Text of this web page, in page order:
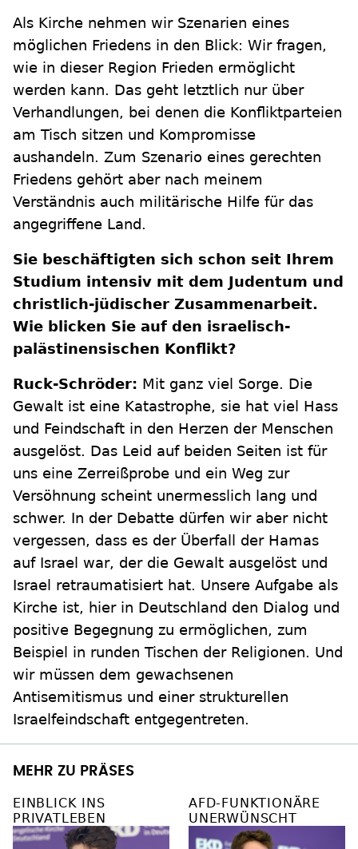
Als Kirche nehmen wir Szenarien eines
möglichen Friedens in den Blick: Wir fragen,
wie in dieser Region Frieden ermöglicht
werden kann. Das geht letztlich nur über
Verhandlungen, bei denen die Konfliktparteien
am Tisch sitzen und Kompromisse
aushandeln. Zum Szenario eines gerechten
Friedens gehört aber nach meinem
Verständnis auch militärische Hilfe für das
angegriffene Land.
Sie beschäftigten sich schon seit Ihrem
Studium intensiv mit dem Judentum und
christlich-jüdischer Zusammenarbeit.
Wie blicken Sie auf den israelisch-
palästinensischen Konflikt?
Ruck-Schröder: Mit ganz viel Sorge. Die
Gewalt ist eine Katastrophe, sie hat viel Hass
und Feindschaft in den Herzen der Menschen
ausgelöst. Das Leid auf beiden Seiten ist für
uns eine Zerreißprobe und ein Weg zur
Versöhnung scheint unermesslich lang und
schwer. In der Debatte dürfen wir aber nicht
vergessen, dass es der Überfall der Hamas
auf Israel war, der die Gewalt ausgelöst und
Israel retraumatisiert hat. Unsere Aufgabe als
Kirche ist, hier in Deutschland den Dialog und
positive Begegnung zu ermöglichen, zum
Beispiel in runden Tischen der Religionen. Und
wir müssen dem gewachsenen
Antisemitismus und einer strukturellen
Israelfeindschaft entgegentreten.
MEHR ZU PRÄSES
EINBLICK INS
PRIVATLEBEN
AFD-FUNKTIONÄRE
UNERWÜNSCHT